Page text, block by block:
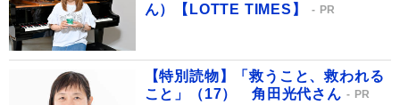
ん）【LOTTE TIMES】
PR
【特別読物】「救うこと、救われる
こと」（17） 角田光代さん
PR